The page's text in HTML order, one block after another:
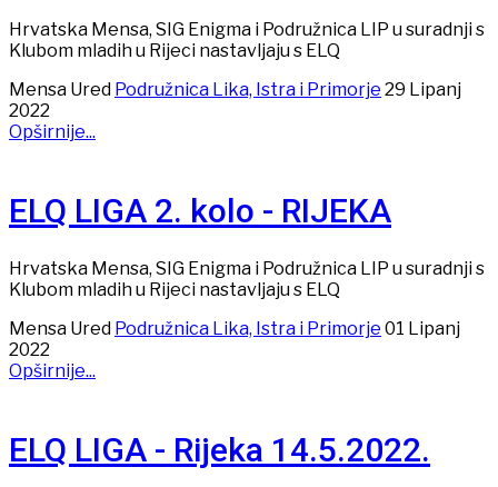
Hrvatska Mensa, SIG Enigma i Podružnica LIP u suradnji s
Klubom mladih u Rijeci nastavljaju s ELQ
Mensa Ured Podružnica Lika, Istra i Primorje 29 Lipanj
2022
Opširnije...
ELQ LIGA 2. kolo - RIJEKA
Hrvatska Mensa, SIG Enigma i Podružnica LIP u suradnji s
Klubom mladih u Rijeci nastavljaju s ELQ
Mensa Ured Podružnica Lika, Istra i Primorje 01 Lipanj
2022
Opširnije...
ELQ LIGA - Rijeka 14.5.2022.